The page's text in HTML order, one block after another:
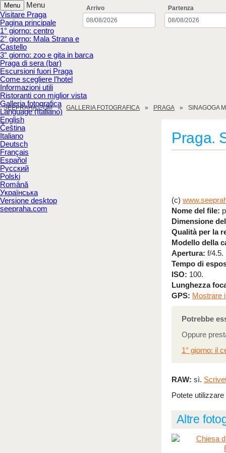
Menu
Menu
Visitare Praga
Pagina principale
1° giorno: centro
2° giorno: Mala Strana e
Castello
3° giorno: zoo e gita in barca
Praga di sera (bar)
Escursioni fuori Praga
Come scegliere l’hotel
Informazioni utili
Ristoranti con miglior vista
Galleria fotografica
Language (Italiano)
English
Čeština
Italiano
Deutsch
Français
Español
Русский
Polski
Română
Українська
Versione desktop
seepraha.com
Arrivo Partenza
SEEPRAHA.COM GALLERIA FOTOGRAFICA PRAGA SINAGOGA
Praga.
(c)
Nome del file:
Dimensione
Qualità per la
Modello della
Apertura: f/4.5.
Tempo di
ISO: 100.
Lunghezza
GPS: Mostrare
Potrebbe
Oppure
1° giorno: il
RAW: sì.
Potete
Altre